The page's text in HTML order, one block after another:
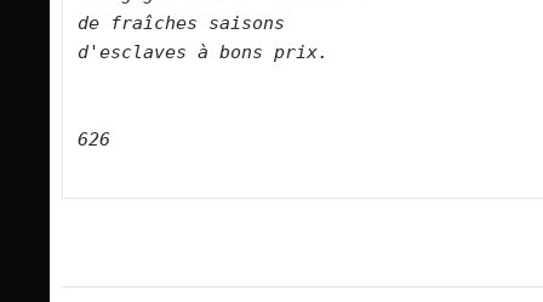
de fraîches saisons
d'esclaves à bons prix.
626